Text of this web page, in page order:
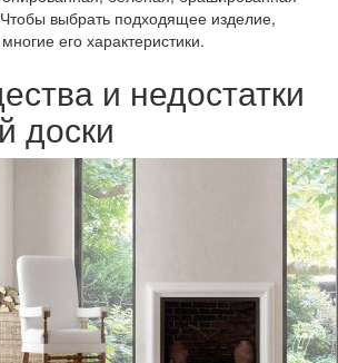
выбрать подходящее изделие,
его характеристики.
и недостатки
доски